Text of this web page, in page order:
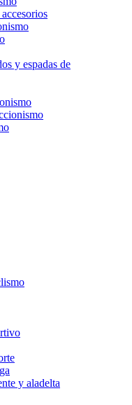
y espadas de
y aladelta